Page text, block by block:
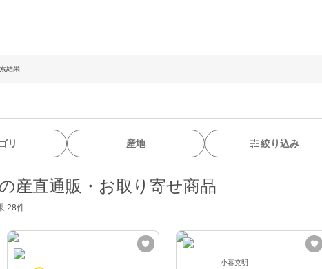
結果
リ 産地 絞り込み
産直通販・お取り寄せ商品
:28件
小暮克明